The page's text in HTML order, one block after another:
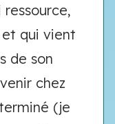
qui vient
de son
chez
(je